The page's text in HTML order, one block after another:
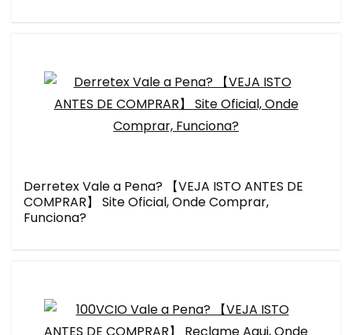
Derretex Vale a Pena? 【VEJA ISTO ANTES DE
COMPRAR】 Site Oficial, Onde Comprar,
Funciona?